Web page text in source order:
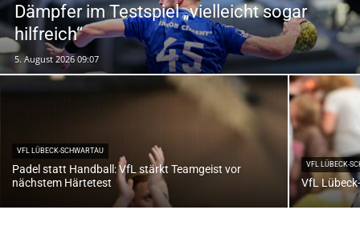
Dämpfer im Testspiel „vielleicht sogar
hilfreich“
5. August 2026 09:07
VFL LÜBECK-SCHWARTAU
Padel statt Handball: VfL stärkt Teamgeist vor
nächstem Härtetest
VFL LÜBECK-
VfL